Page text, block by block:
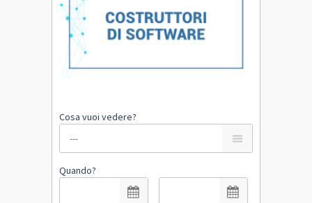
Cosa vuoi vedere?
Quando?